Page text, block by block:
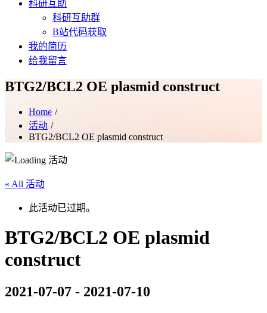
科研互助
科研互助群
B站代码获取
我的简历
给我留言
BTG2/BCL2 OE plasmid construct
Home
活动
BTG2/BCL2 OE plasmid construct
« All 活动
此活动已过期。
BTG2/BCL2 OE plasmid
construct
2021-07-07 - 2021-07-10